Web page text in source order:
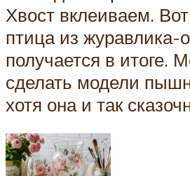
Хвост вклеиваем.
птица из журавлика-
получается в итоге.
сделать модели
хотя она и так